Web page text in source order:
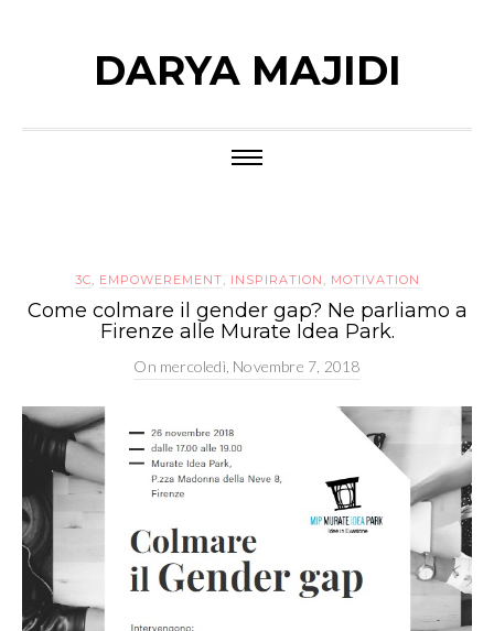
DARYA MAJIDI
3C, EMPOWEREMENT, INSPIRATION , MOTIVATION
Come colmare il gender gap? Ne parliamo a
Firenze alle Murate Idea Park.
On mercoledì, Novembre 7, 2018